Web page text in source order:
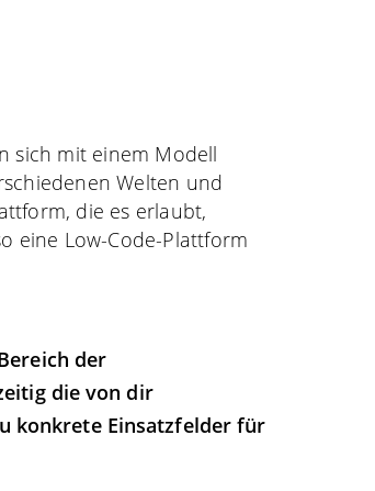
sich mit einem Modell
Welten und
die es erlaubt,
eine Low-Code-Plattform
der
die von dir
konkrete Einsatzfelder für